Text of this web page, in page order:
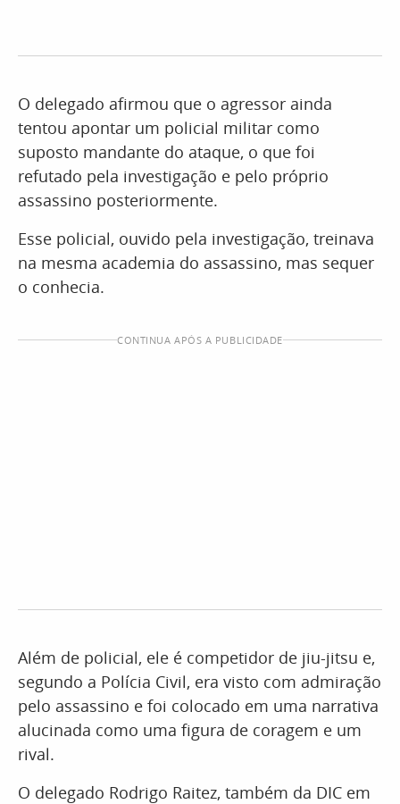
O delegado afirmou que o agressor ainda
tentou apontar um policial militar como
suposto mandante do ataque, o que foi
refutado pela investigação e pelo próprio
assassino posteriormente.
Esse policial, ouvido pela investigação, treinava
na mesma academia do assassino, mas sequer
o conhecia.
CONTINUA APÓS A PUBLICIDADE
Além de policial, ele é competidor de jiu-jitsu e,
segundo a Polícia Civil, era visto com admiração
pelo assassino e foi colocado em uma narrativa
alucinada como uma figura de coragem e um
rival.
O delegado Rodrigo Raitez, também da DIC em